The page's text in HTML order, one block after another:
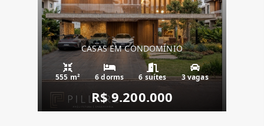
CASAS EM CONDOMÍNIO
555 m² 6 dorms 6 suítes 3 vagas
R$ 9.200.000